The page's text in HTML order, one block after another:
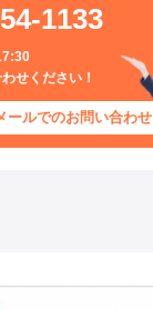
1133
せください！
ールでのお問い合わせ